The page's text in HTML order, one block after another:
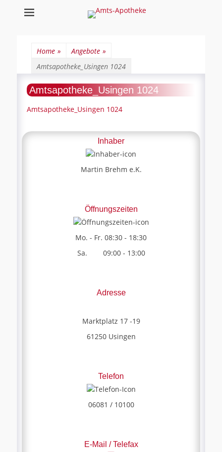
Amts-Apotheke
Home » Angebote »
Amtsapotheke_Usingen 1024
Amtsapotheke_Usingen 1024
Amtsapotheke_Usingen 1024
Inhaber
Martin Brehm e.K.
Öffnungszeiten
Mo. - Fr. 08:30 - 18:30
Sa. 09:00 - 13:00
Adresse
Marktplatz 17 -19
61250 Usingen
Telefon
06081 / 10100
E-Mail / Telefax